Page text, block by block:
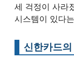
세 걱정이 사라
시스템이 있다
신한카드